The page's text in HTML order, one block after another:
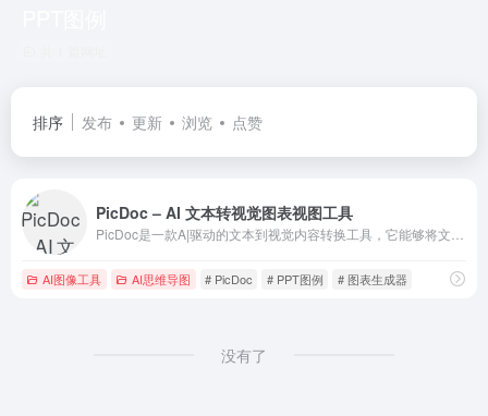
排序 发布 更新 浏览 点赞
PicDoc – AI 文本转视觉图表视图工具
AI图像工具 AI思维导图 # PicDoc # PPT图例 # 图表生成器
没有了